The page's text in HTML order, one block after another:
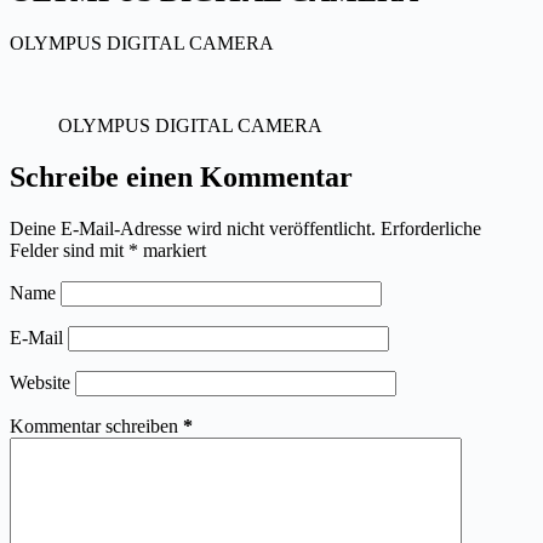
OLYMPUS DIGITAL CAMERA
OLYMPUS DIGITAL CAMERA
Schreibe einen Kommentar
Deine E-Mail-Adresse wird nicht veröffentlicht. Erforderliche
Felder sind mit * markiert
Name
E-Mail
Website
Kommentar schreiben *